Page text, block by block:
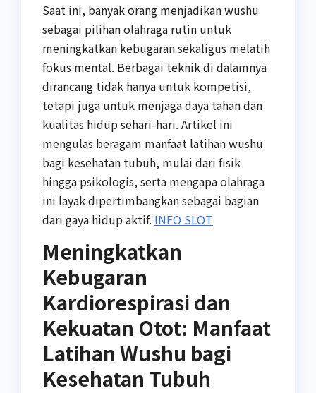
Saat ini, banyak orang menjadikan wushu
sebagai pilihan olahraga rutin untuk
meningkatkan kebugaran sekaligus melatih
fokus mental. Berbagai teknik di dalamnya
dirancang tidak hanya untuk kompetisi,
tetapi juga untuk menjaga daya tahan dan
kualitas hidup sehari-hari. Artikel ini
mengulas beragam manfaat latihan wushu
bagi kesehatan tubuh, mulai dari fisik
hingga psikologis, serta mengapa olahraga
ini layak dipertimbangkan sebagai bagian
dari gaya hidup aktif. INFO SLOT
Meningkatkan
Kebugaran
Kardiorespirasi dan
Kekuatan Otot: Manfaat
Latihan Wushu bagi
Kesehatan Tubuh